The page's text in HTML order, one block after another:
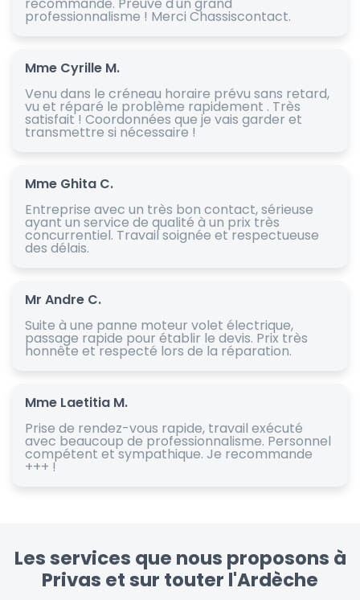
professionnalisme ! Merci Chassiscontact.
Mme Cyrille M.
Venu dans le créneau horaire prévu sans retard,
vu et réparé le problème rapidement . Très
satisfait ! Coordonnées que je vais garder et
transmettre si nécessaire !
Mme Ghita C.
Entreprise avec un très bon contact, sérieuse
ayant un service de qualité à un prix très
concurrentiel. Travail soignée et respectueuse
des délais.
Mr Andre C.
Suite à une panne moteur volet électrique,
passage rapide pour établir le devis. Prix très
honnête et respecté lors de la réparation.
Mme Laetitia M.
Prise de rendez-vous rapide, travail exécuté
avec beaucoup de professionnalisme. Personnel
compétent et sympathique. Je recommande
+++ !
Les services que nous proposons à
Privas et sur touter l'Ardèche